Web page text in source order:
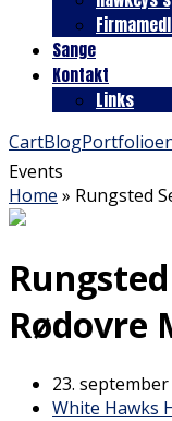
Sange
Kontakt
Links
CartBlogPortfolio
Events
Home » Rungsted
Rødovre
23. september
White Hawks